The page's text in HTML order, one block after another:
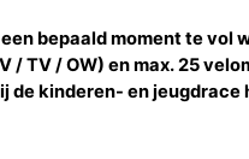
bepaald moment te vol
/ TV / OW) en max. 25
de kinderen- en